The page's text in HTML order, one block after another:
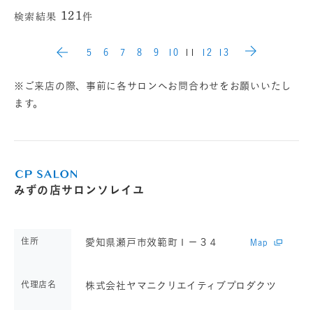
検索結果 121件
5 6 7 8 9 10 12 13
※ご来店の際、事前に各サロンへお問合わせをお願いいたし
ます。
みずの店サロンソレイユ
住所 愛知県瀬戸市效範町１－３４ Map
代理店名 株式会社ヤマニクリエイティブプロダクツ